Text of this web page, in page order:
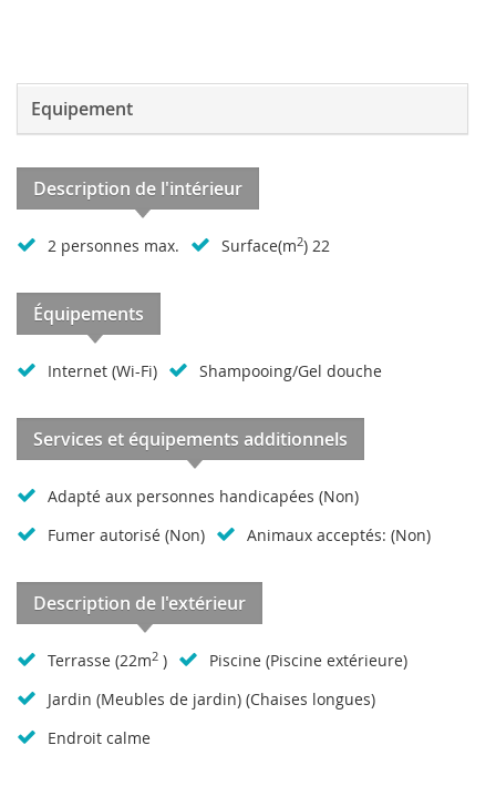
Equipement
Description de l'intérieur
2 personnes max. Surface(m2) 22
Équipements
Internet (Wi-Fi) Shampooing/Gel douche
Services et équipements additionnels
Adapté aux personnes handicapées (Non)
Fumer autorisé (Non)
Animaux acceptés: (Non)
Description de l'extérieur
Terrasse (22m2 )
Piscine (Piscine extérieure)
Jardin (Meubles de jardin) (Chaises longues)
Endroit calme